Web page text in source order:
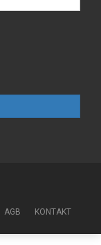
AGB KONTAKT